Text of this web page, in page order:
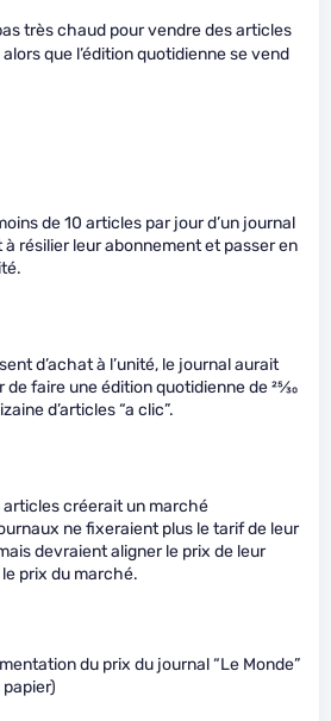
très chaud pour vendre des articles
que l’édition quotidienne se vend
de 10 articles par jour d’un journal
résilier leur abonnement et passer en
d’achat à l’unité, le journal aurait
faire une édition quotidienne de25⁄30
d’articles “a clic”.
articles créerait un marché
ne fixeraient plus le tarif de leur
devraient aligner le prix de leur
prix du marché.
du prix du journal “Le Monde”